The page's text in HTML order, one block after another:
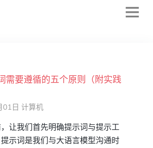
需要遵循的五个原则（附实践
01日 计算机
让我们首先明确提示词与提示工
示词是我们与大语言模型沟通时